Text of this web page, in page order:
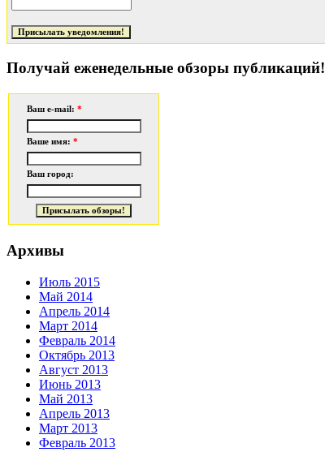
Получай еженедельные обзоры публикаций!
Ваш e-mail: *
Ваше имя: *
Ваш город:
Архивы
Июль 2015
Май 2014
Апрель 2014
Март 2014
Февраль 2014
Октябрь 2013
Август 2013
Июнь 2013
Май 2013
Апрель 2013
Март 2013
Февраль 2013